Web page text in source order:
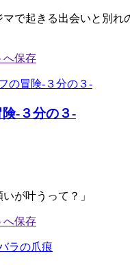
マで起きる出会いと別れ
-３分の３-
いが叶うって？」